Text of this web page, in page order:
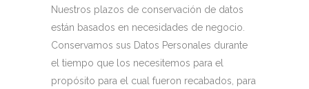
Nuestros plazos de conservación de datos
están basados en necesidades de negocio.
Conservamos sus Datos Personales durante
el tiempo que los necesitemos para el
propósito para el cual fueron recabados, para